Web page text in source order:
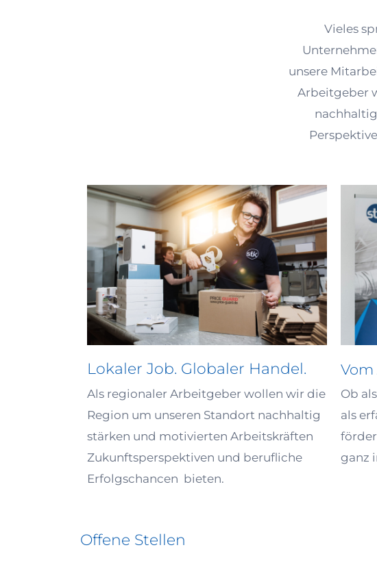
Vieles
unsere
Arbeitgeber
Lokaler Job. Globaler Handel.
Als regionaler Arbeitgeber wollen wir die
Region um unseren Standort nachhaltig
stärken und motivierten Arbeitskräften
Zukunftsperspektiven und berufliche
Erfolgschancen bieten.
Vom
Ob
als
ganz
Offene Stellen